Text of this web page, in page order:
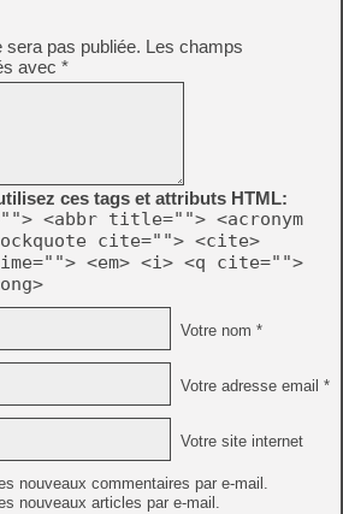
sera pas publiée. Les champs
avec *
ces tags et attributs HTML:
<abbr title=""> <acronym
cite=""> <cite>
<em> <i> <q cite="">
Votre nom *
Votre adresse email *
Votre site internet
nouveaux commentaires par e-mail.
nouveaux articles par e-mail.